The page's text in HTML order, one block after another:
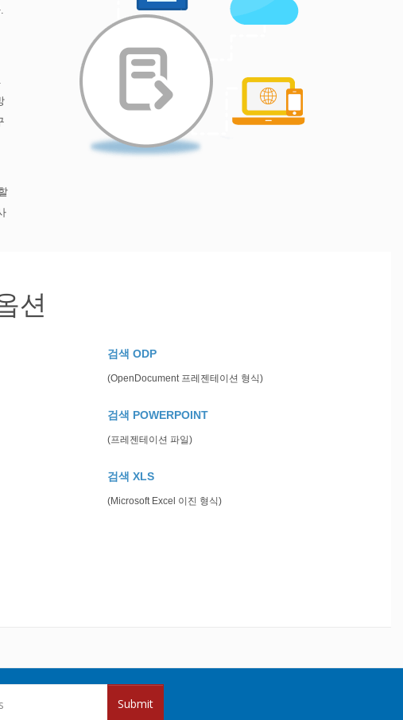
션
검색 ODP
(OpenDocument 프레젠테이션 형식)
검색 POWERPOINT
(프레젠테이션 파일)
검색 XLS
(Microsoft Excel 이진 형식)
Submit